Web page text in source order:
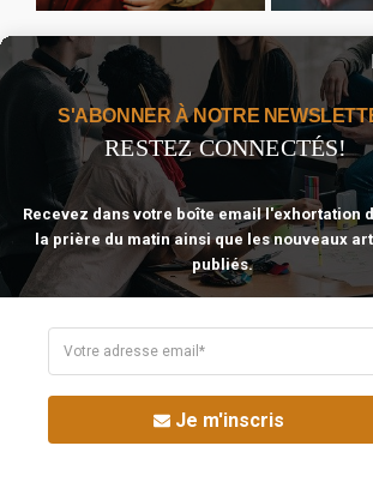
Recevoir Notre Newsletter Chaque
The real voyage of discovery consists not in
seeing with new eyes. All journeys have secret
which the traveler is unaware.
S'ABONNER À NOTRE
RESTEZ CONNECTÉS!
Recevez dans votre boîte email l'exhortation
la prière du matin ainsi que les nouveaux
publiés.
Je m'inscris